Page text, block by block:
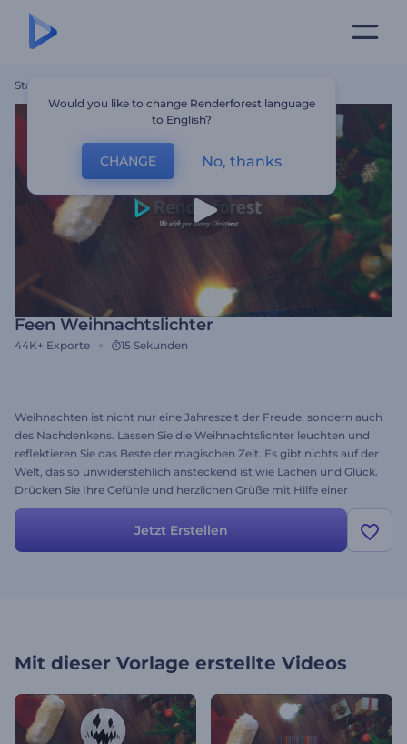
Startseite
Feen Weihnachtslichter
44K+ Exporte 15 Sekunden
Weihnachten ist nicht nur eine Jahreszeit der Freude, sondern auch
des Nachdenkens. Lassen Sie die Weihnachtslichter leuchten und
reflektieren Sie das Beste der magischen Zeit. Es gibt nichts auf der
Welt, das so unwiderstehlich ansteckend ist wie Lachen und Glück.
Drücken Sie Ihre Gefühle und herzlichen Grüße mit Hilfe einer
glorreichen Videobotschaft mit der Vorlage Feen
Weihnachtslichter aus. Erstellen Sie tolle Weihnachts-Intros,
Familienfeiern, Firmengrüße und vieles mehr. Laden Sie Ihr Logo
Jetzt Erstellen
Mit dieser Vorlage erstellte Videos
Would you like to change Renderforest language
to English?
CHANGE No, thanks